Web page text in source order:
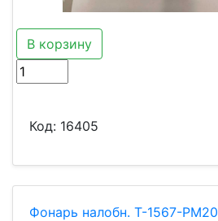
В корзину
Код: 16405
Фонарь налобн. T-1567-PM20